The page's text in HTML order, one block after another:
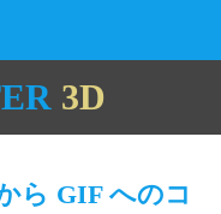
3D
ら GIF へのコ